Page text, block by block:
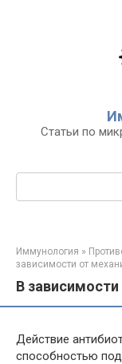
Статьи по
Поиск:
Иммунология »
зависимости от
В
Действие
способностью